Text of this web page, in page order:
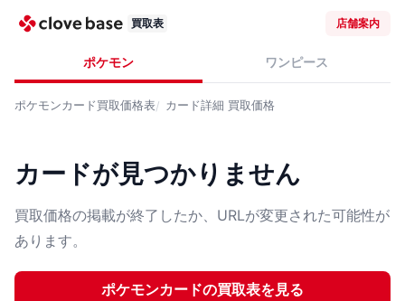
買取表 店舗案内
ポケモン ワンピース
ポケモンカード買取価格表 カード詳細 買取価格
カードが見つかりません
買取価格の掲載が終了したか、URLが変更された可能性が
あります。
ポケモンカードの買取表を見る